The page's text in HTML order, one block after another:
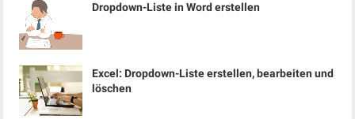
Dropdown-Liste in Word erstellen
Excel: Dropdown-Liste erstellen, bearbeiten und
löschen